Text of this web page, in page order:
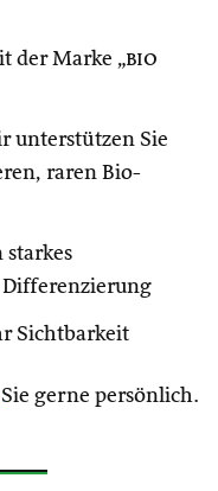
der Marke „bio
unterstützen Sie
raren Bio-
Sichtbarkeit
Sie gerne persönlich.